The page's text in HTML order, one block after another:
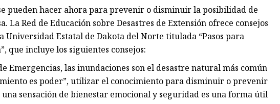
pueden hacer ahora para prevenir o disminuir la posibilidad de
La Red de Educación sobre Desastres de Extensión ofrece consejos
Estatal de Dakota del Norte titulada “Pasos para
que incluye los siguientes consejos:
Emergencias, las inundaciones son el desastre natural más común
es poder”, utilizar el conocimiento para disminuir o prevenir
sensación de bienestar emocional y seguridad es una forma útil